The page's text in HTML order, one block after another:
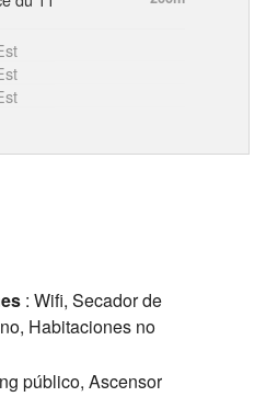
: Wifi, Secador de
Habitaciones no
público, Ascensor